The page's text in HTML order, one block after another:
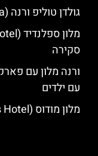
גולדן טוליפ ורנה (Golden Tulip Varna) – סקירה
סקירה
ורנה מלון עם
עם ילדים
מלון מודוס (mOdus Hotel) ליד בית חב"ד ורנה